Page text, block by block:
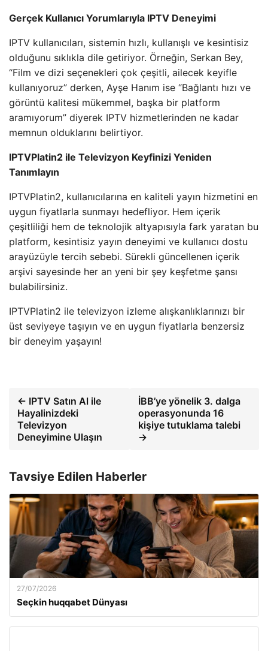
Gerçek Kullanıcı Yorumlarıyla IPTV Deneyimi
IPTV kullanıcıları, sistemin hızlı, kullanışlı ve kesintisiz
olduğunu sıklıkla dile getiriyor. Örneğin, Serkan Bey,
“Film ve dizi seçenekleri çok çeşitli, ailecek keyifle
kullanıyoruz” derken, Ayşe Hanım ise “Bağlantı hızı ve
görüntü kalitesi mükemmel, başka bir platform
aramıyorum” diyerek IPTV hizmetlerinden ne kadar
memnun olduklarını belirtiyor.
IPTVPlatin2 ile Televizyon Keyfinizi Yeniden
Tanımlayın
IPTVPlatin2, kullanıcılarına en kaliteli yayın hizmetini en
uygun fiyatlarla sunmayı hedefliyor. Hem içerik
çeşitliliği hem de teknolojik altyapısıyla fark yaratan bu
platform, kesintisiz yayın deneyimi ve kullanıcı dostu
arayüzüyle tercih sebebi. Sürekli güncellenen içerik
arşivi sayesinde her an yeni bir şey keşfetme şansı
bulabilirsiniz.
IPTVPlatin2 ile televizyon izleme alışkanlıklarınızı bir
üst seviyeye taşıyın ve en uygun fiyatlarla benzersiz
bir deneyim yaşayın!
← IPTV Satın Al ile
Hayalinizdeki
Televizyon
Deneyimine Ulaşın
İBB’ye yönelik 3. dalga
operasyonunda 16
kişiye tutuklama talebi
→
Tavsiye Edilen Haberler
27/07/2026
Seçkin huqqabet Dünyası